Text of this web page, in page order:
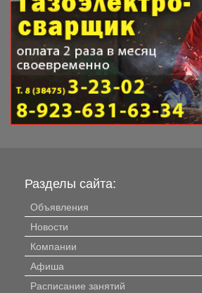
Разделы сайта:
Объявления
Новости
Компании
Афиша
Расписание занятий